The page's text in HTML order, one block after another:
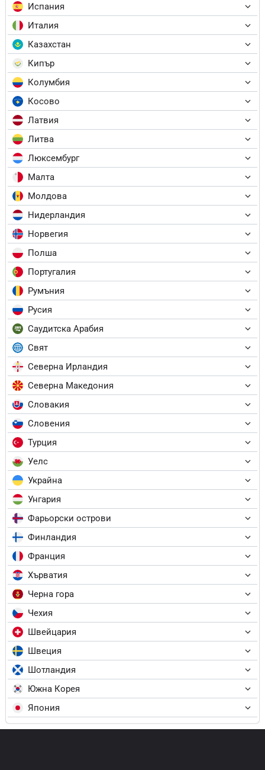
Испания
Италия
Казахстан
Кипър
Колумбия
Косово
Латвия
Литва
Люксембург
Малта
Молдова
Нидерландия
Норвегия
Полша
Португалия
Румъния
Русия
Саудитска Арабия
Свят
Северна Ирландия
Северна Македония
Словакия
Словения
Турция
Уелс
Украйна
Унгария
Фарьорски острови
Финландия
Франция
Хърватия
Черна гора
Чехия
Швейцария
Швеция
Шотландия
Южна Корея
Япония